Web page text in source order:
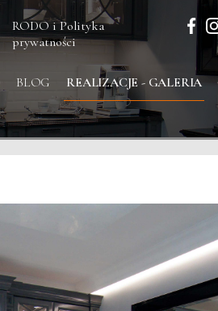
RODO i Polityka
prywatności
BLOG REALIZACJE - GALERIA